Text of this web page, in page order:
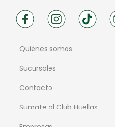
Quiénes somos
Sucursales
Contacto
Sumate al Club Huellas